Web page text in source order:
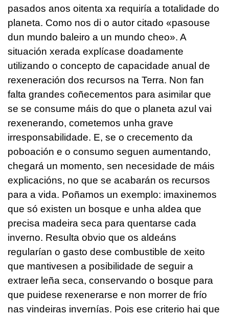
pasados anos oitenta xa requiría a totalidade do
planeta. Como nos di o autor citado «pasouse
dun mundo baleiro a un mundo cheo». A
situación xerada explícase doadamente
utilizando o concepto de capacidade anual de
rexeneración dos recursos na Terra. Non fan
falta grandes coñecementos para asimilar que
se se consume máis do que o planeta azul vai
rexenerando, cometemos unha grave
irresponsabilidade. E, se o crecemento da
poboación e o consumo seguen aumentando,
chegará un momento, sen necesidade de máis
explicacións, no que se acabarán os recursos
para a vida. Poñamos un exemplo: imaxinemos
que só existen un bosque e unha aldea que
precisa madeira seca para quentarse cada
inverno. Resulta obvio que os aldeáns
regularían o gasto dese combustible de xeito
que mantivesen a posibilidade de seguir a
extraer leña seca, conservando o bosque para
que puidese rexenerarse e non morrer de frío
nas vindeiras invernías. Pois ese criterio hai que